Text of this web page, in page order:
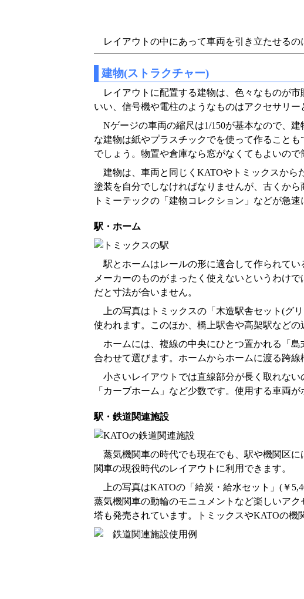
レイアウトの中にあって車両を引き立たせる
建物(ストラクチャー)
レイアウトに配置する建物は、色々なものが
いい、信号機や電柱のようなものはアクセサリー
Nゲージの車両の縮尺は1/150が基本なので、
な建物は紙やプラスチックでを使って作ること
でしょう。物置や倉庫なら窓がなくてもよいので
建物は、車両と同じくKATOやトミックスから
塗装を自分でしなければなりませんが、古くか
トミーテックの「建物コレクション」などが急
駅・ホーム
駅とホームはレールの形に適合して作られて
メーカーのものがまったく使えないというわけ
だと寸法が合いません。
上の写真はトミックスの「木造駅舎セット(グ
使われます。このほか、橋上駅舎や高架駅など
ホームには、複線の中央にひとつ置かれる「
合わせて選びます。ホームからホームに渡る跨線
小さいレイアウトでは直線部分が長く取れな
「カーブホーム」など少数です。使用する車両
駅・鉄道関連施設
蒸気機関車の時代でも現在でも、駅や機関区
関車の現役時代のレイアウトに利用できます。
上の写真はKATOの「給炭・給水セット」(￥
蒸気機関車の動輪のモニュメントなど楽しいア
塔も発売されています。トミックスやKATOの機